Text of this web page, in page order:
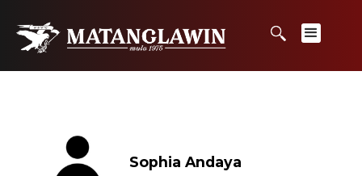
Sophia Andaya